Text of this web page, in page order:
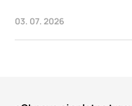
03. 07. 2026